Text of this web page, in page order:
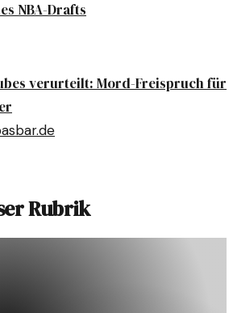
NBA-Drafts
verurteilt: Mord-Freispruch für
Rubrik